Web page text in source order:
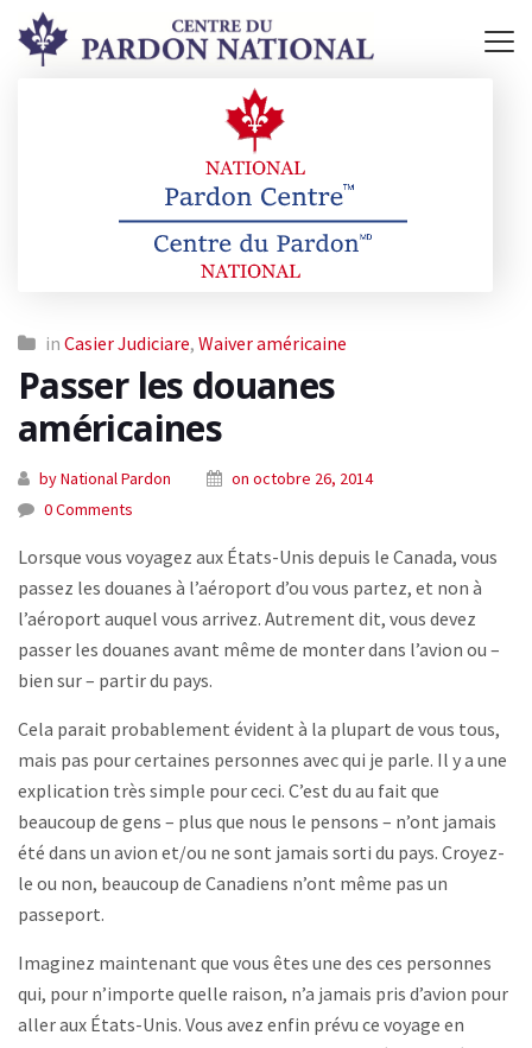
in Casier Judiciare, Waiver américaine
Passer les douanes
américaines
by National Pardon
on octobre 26, 2014
0 Comments
Lorsque vous voyagez aux États-Unis depuis le Canada, vous
passez les douanes à l’aéroport d’ou vous partez, et non à
l’aéroport auquel vous arrivez. Autrement dit, vous devez
passer les douanes avant même de monter dans l’avion ou –
bien sur – partir du pays.
Cela parait probablement évident à la plupart de vous tous,
mais pas pour certaines personnes avec qui je parle. Il y a une
explication très simple pour ceci. C’est du au fait que
beaucoup de gens – plus que nous le pensons – n’ont jamais
été dans un avion et/ou ne sont jamais sorti du pays. Croyez-
le ou non, beaucoup de Canadiens n’ont même pas un
passeport.
Imaginez maintenant que vous êtes une des ces personnes
qui, pour n’importe quelle raison, n’a jamais pris d’avion pour
aller aux États-Unis. Vous avez enfin prévu ce voyage en